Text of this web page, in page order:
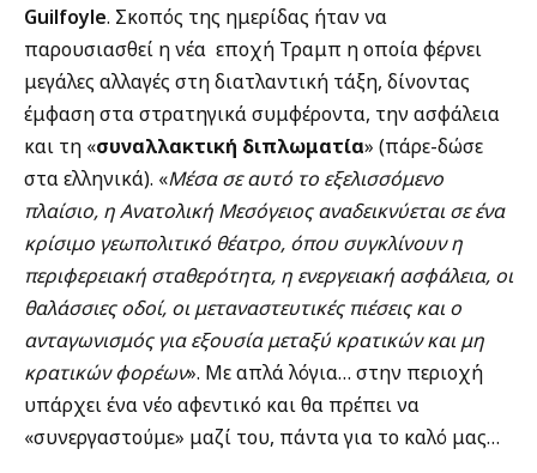
Guilfoyle. Σκοπός της ημερίδας ήταν να
παρουσιασθεί η νέα εποχή Τραμπ η οποία φέρνει
μεγάλες αλλαγές στη διατλαντική τάξη, δίνοντας
έμφαση στα στρατηγικά συμφέροντα, την ασφάλεια
και τη «συναλλακτική διπλωματία» (πάρε-δώσε
στα ελληνικά). «Μέσα σε αυτό το εξελισσόμενο
πλαίσιο, η Ανατολική Μεσόγειος αναδεικνύεται σε ένα
κρίσιμο γεωπολιτικό θέατρο, όπου συγκλίνουν η
περιφερειακή σταθερότητα, η ενεργειακή ασφάλεια, οι
θαλάσσιες οδοί, οι μεταναστευτικές πιέσεις και ο
ανταγωνισμός για εξουσία μεταξύ κρατικών και μη
κρατικών φορέων». Με απλά λόγια… στην περιοχή
υπάρχει ένα νέο αφεντικό και θα πρέπει να
«συνεργαστούμε» μαζί του, πάντα για το καλό μας…